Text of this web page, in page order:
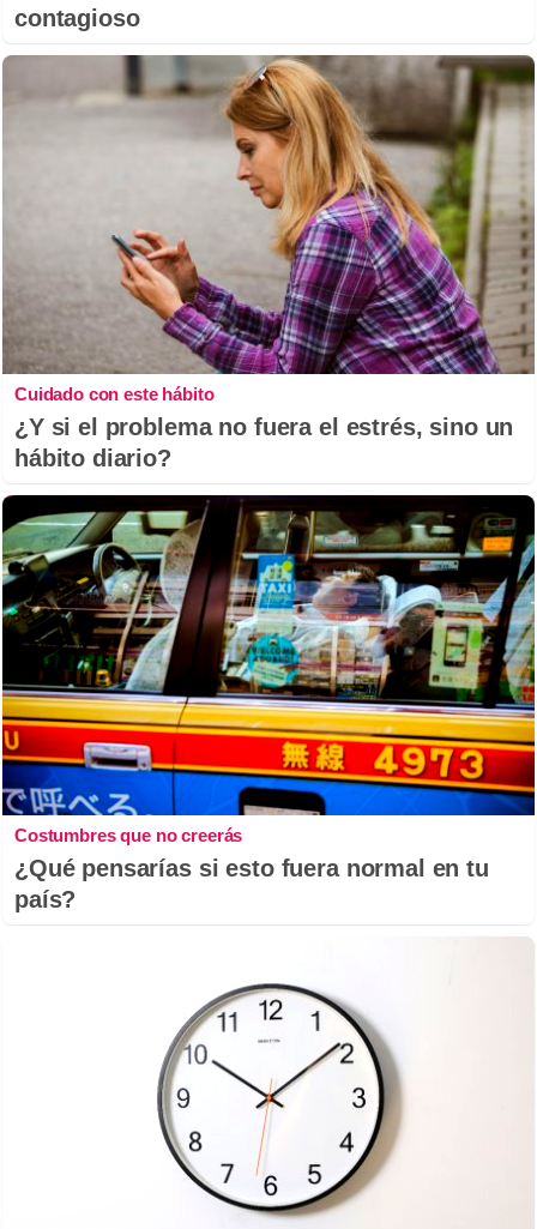
contagioso
Cuidado con este hábito
¿Y si el problema no fuera el estrés, sino un
hábito diario?
Costumbres que no creerás
¿Qué pensarías si esto fuera normal en tu
país?